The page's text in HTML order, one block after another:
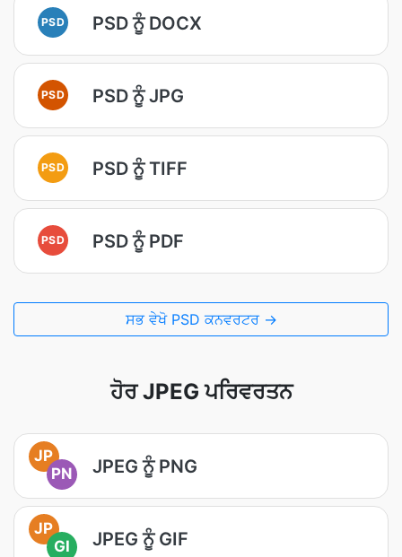
PSD PSD ਨੂੰ DOCX
PSD PSD ਨੂੰ JPG
PSD PSD ਨੂੰ TIFF
PSD PSD ਨੂੰ PDF
ਸਭ ਵੇਖੋ PSD ਕਨਵਰਟਰ →
ਹੋਰ JPEG ਪਰਿਵਰਤਨ
JP
PN
JPEG ਨੂੰ PNG
JP
GI
JPEG ਨੂੰ GIF